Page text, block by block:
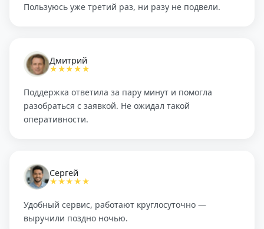
Пользуюсь уже третий раз, ни разу не подвели.
Дмитрий
★★★★★
Поддержка ответила за пару минут и помогла
разобраться с заявкой. Не ожидал такой
оперативности.
Сергей
★★★★★
Удобный сервис, работают круглосуточно —
выручили поздно ночью.